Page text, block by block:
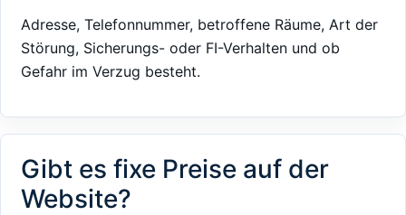
Adresse, Telefonnummer, betroffene Räume, Art der
Störung, Sicherungs- oder FI-Verhalten und ob
Gefahr im Verzug besteht.
Gibt es fixe Preise auf der
Website?